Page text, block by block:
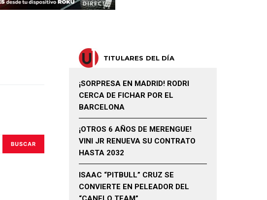
BUSCAR
TITULARES DEL DÍA
¡SORPRESA EN MADRID! RODRI
CERCA DE FICHAR POR EL
BARCELONA
¡OTROS 6 AÑOS DE MERENGUE!
VINI JR RENUEVA SU CONTRATO
HASTA 2032
ISAAC “PITBULL” CRUZ SE
CONVIERTE EN PELEADOR DEL